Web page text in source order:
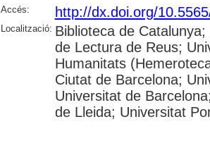
Accés: http://dx.doi.org/
Localització: Biblioteca de
de Lectura de Reus;
Humanitats
Ciutat de Barcelona;
Universitat de
de Lleida; Universitat